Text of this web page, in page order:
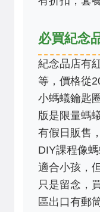
必買紀念
紀念品店有
等，價格從
小螞蟻鑰匙
版是限量螞
有假日販售
DIY課程像
適合小孩，
只是留念，
區出口有郵